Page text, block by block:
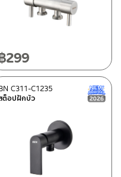
299
Arrival สินค้าใหม่ ปี 2026
ต็อปฝักบัว
C311-C1235